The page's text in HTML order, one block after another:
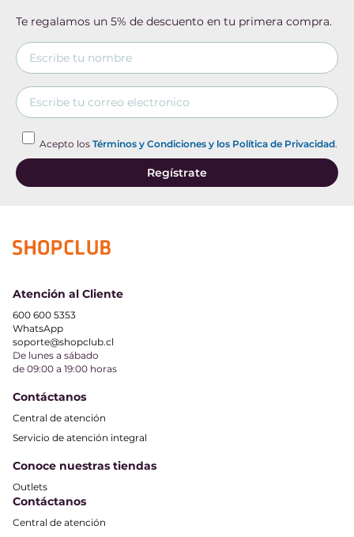
Te regalamos un 5% de descuento en tu primera compra.
Acepto los Términos y Condiciones y los Política de Privacidad.
Regístrate
Atención al Cliente
600 600 5353
WhatsApp
soporte@shopclub.cl
De lunes a sábado
de 09:00 a 19:00 horas
Contáctanos
Central de atención
Servicio de atención integral
Conoce nuestras tiendas
Outlets
Contáctanos
Central de atención